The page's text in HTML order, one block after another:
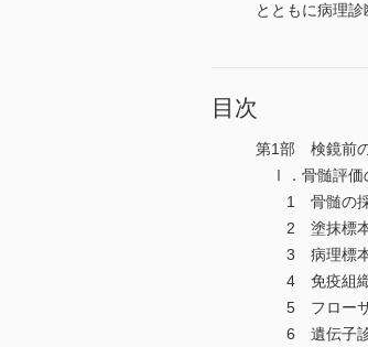
とともに病理
目次
第1部 検鏡前
Ⅰ．骨髄評価
1 骨髄の採
2 塗抹標本
3 病理標本
4 免疫組織
5 フローサイ
6 遺伝子診